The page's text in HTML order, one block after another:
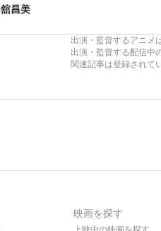
舘昌美
出演・監督するアニメ
出演・監督する配信中
関連記事は登録されて
映画を探す